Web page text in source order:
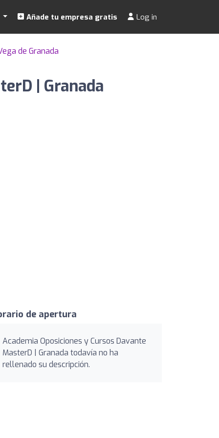
Añade tu empresa gratis Log in
de Granada
| Granada
de apertura
Academia Oposiciones y Cursos Davante
MasterD | Granada todavía no ha
rellenado su descripción.